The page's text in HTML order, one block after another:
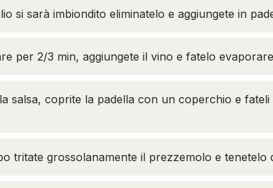
si sarà imbiondito eliminatelo e aggiungete in
per 2/3 min, aggiungete il vino e fatelo
salsa, coprite la padella con un coperchio e
tritate grossolanamente il prezzemolo e tenetelo